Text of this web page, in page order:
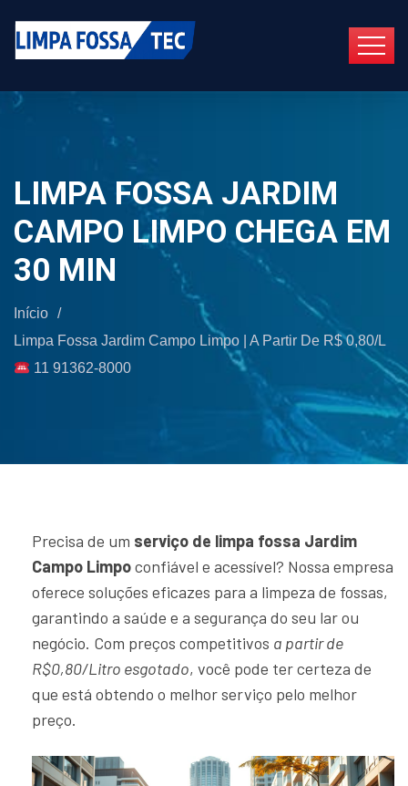
LIMPA FOSSA JARDIM
CAMPO LIMPO CHEGA EM
30 MIN
Início /
Limpa Fossa Jardim Campo Limpo | A Partir De R$ 0,80/L
11 91362-8000
Precisa de um serviço de limpa fossa Jardim
Campo Limpoconfiável e acessível? Nossa empresa
oferece soluções eficazes para a limpeza de fossas,
garantindo a saúde e a segurança do seu lar ou
negócio. Com preços competitivos a partir de
R$0,80/Litro esgotado, você pode ter certeza de
que está obtendo o melhor serviço pelo melhor
preço.